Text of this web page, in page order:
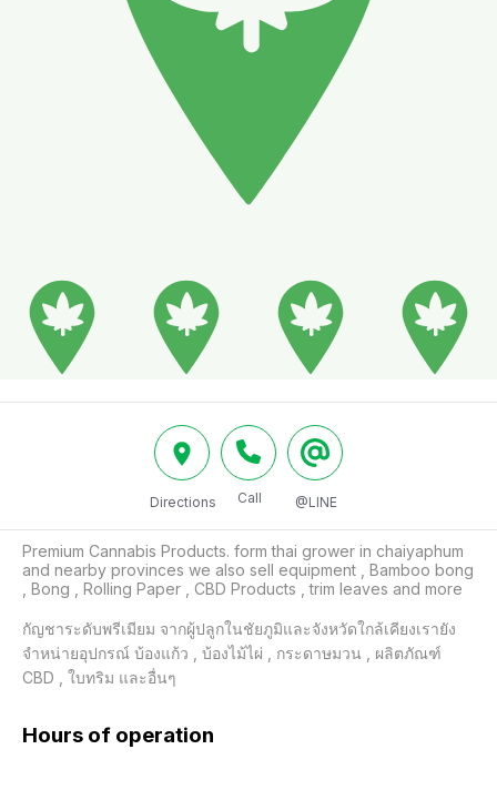
Directions Call @LINE
Premium Cannabis Products. form thai grower in chaiyaphum
and nearby provinces we also sell equipment , Bamboo bong
, Bong , Rolling Paper , CBD Products , trim leaves and more
กัญชาระดับพรีเมียม จากผู้ปลูกในชัยภูมิและจังหวัดใกล้เคียงเรายัง
จำหน่ายอุปกรณ์ บ้องแก้ว , บ้องไม้ไผ่ , กระดาษมวน , ผลิตภัณฑ์
CBD , ใบทริม และอื่นๆ
Hours of operation